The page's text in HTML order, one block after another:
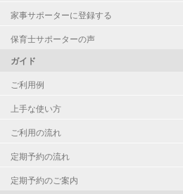
家事サポーターに登録する
保育士サポーターの声
ガイド
ご利用例
上手な使い方
ご利用の流れ
定期予約の流れ
定期予約のご案内